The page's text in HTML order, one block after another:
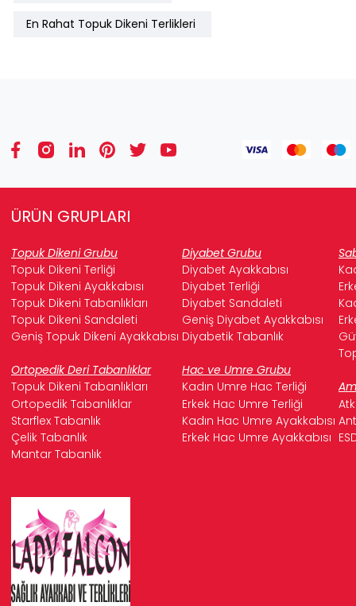
En Rahat Topuk Dikeni Terlikleri
ÜRÜN GRUPLARI
Topuk Dikeni Grubu Diyabet Grubu
Topuk Dikeni Terliği
Diyabet Ayakkabısı
Topuk Dikeni Ayakkabısı
Diyabet Terliği
Topuk Dikeni Tabanlıkları
Diyabet Sandaleti
Topuk Dikeni Sandaleti
Geniş Diyabet Ayakkabısı
Geniş Topuk Dikeni Ayakkabısı Diyabetik Tabanlık
Ortopedik Deri Tabanlıklar
Hac ve Umre Grubu
Topuk Dikeni Tabanlıkları
Kadın Umre Hac Terliği
Ortopedik Tabanlıklar
Erkek Hac Umre Terliği
Starflex Tabanlık
Kadın Hac Umre Ayakkabısı
Çelik Tabanlık
Erkek Hac Umre Ayakkabısı
Mantar Tabanlık